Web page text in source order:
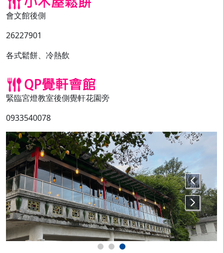
會文館後側
26227901
各式鬆餅、冷熱飲
緊臨宮燈教室後側覺軒花園旁
0933540078